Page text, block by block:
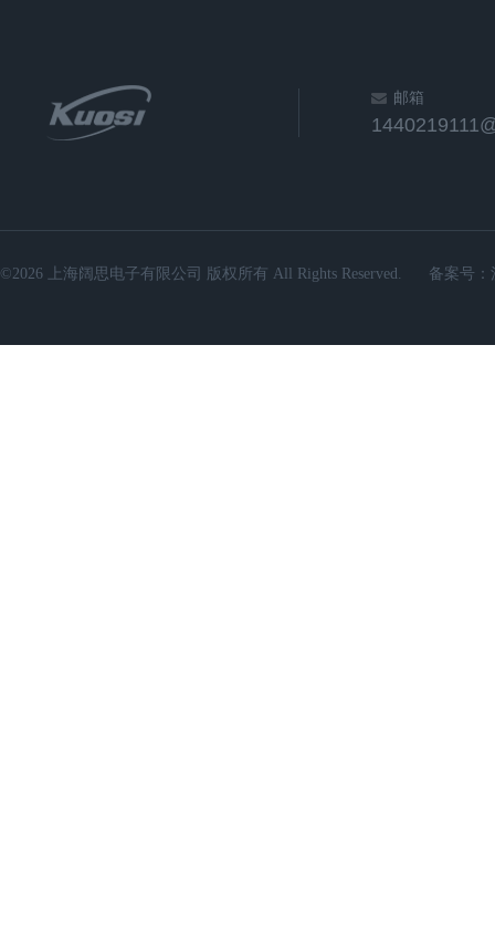
邮箱
©2026 上海阔思电子有限公司 版权所有 All Rights Reserved. 备案号：